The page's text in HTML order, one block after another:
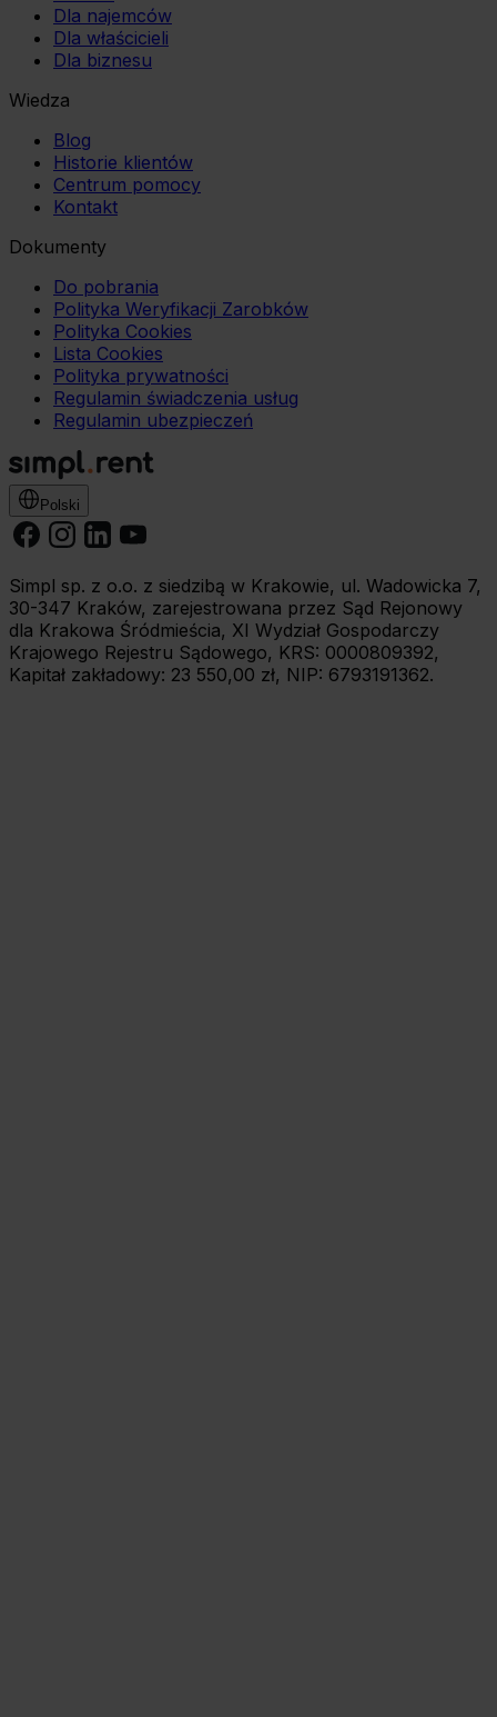
Dla najemców
Dla właścicieli
Dla biznesu
Wiedza
Blog
Historie klientów
Centrum pomocy
Kontakt
Dokumenty
Do pobrania
Polityka Weryfikacji Zarobków
Polityka Cookies
Lista Cookies
Polityka prywatności
Regulamin świadczenia usług
Regulamin ubezpieczeń
Polski
Simpl sp. z o.o. z siedzibą w Krakowie, ul. Wadowicka 7,
30-347 Kraków, zarejestrowana przez Sąd Rejonowy
dla Krakowa Śródmieścia, XI Wydział Gospodarczy
Krajowego Rejestru Sądowego, KRS: 0000809392,
Kapitał zakładowy: 23 550,00 zł, NIP: 6793191362.